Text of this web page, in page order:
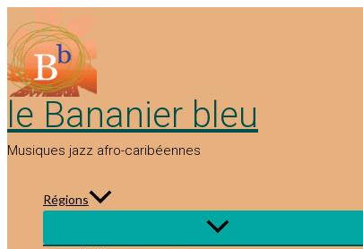
au
contenu
le Bananier bleu
Musiques jazz afro-caribéennes
Régions